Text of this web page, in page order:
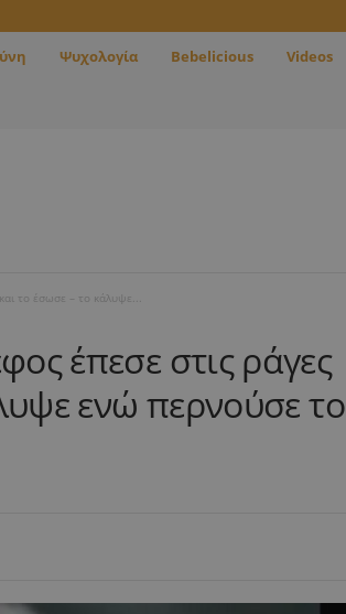
Ψυχολογία Bebelicious Videos
το έσωσε – το κάλυψε...
έπεσε στις ράγες
ενώ περνούσε το